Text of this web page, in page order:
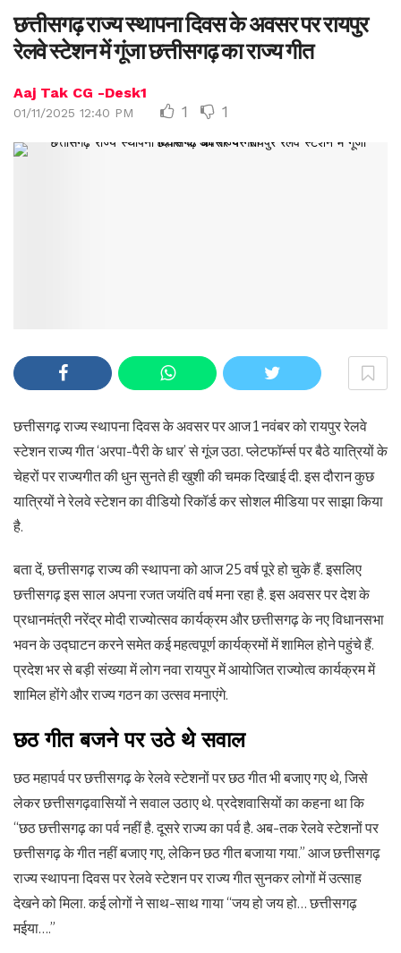
छत्तीसगढ़ राज्य स्थापना दिवस के अवसर पर रायपुर
रेलवे स्टेशन में गूंजा छत्तीसगढ़ का राज्य गीत
Aaj Tak CG -Desk1
01/11/2025 12:40 PM 1 1
छत्तीसगढ़ राज्य स्थापना दिवस के अवसर पर आज 1 नवंबर को रायपुर रेलवे
स्टेशन राज्य गीत ‘अरपा-पैरी के धार’ से गूंज उठा. प्लेटफॉर्म्स पर बैठे यात्रियों के
चेहरों पर राज्यगीत की धुन सुनते ही खुशी की चमक दिखाई दी. इस दौरान कुछ
यात्रियों ने रेलवे स्टेशन का वीडियो रिकॉर्ड कर सोशल मीडिया पर साझा किया
है.
बता दें, छत्तीसगढ़ राज्य की स्थापना को आज 25 वर्ष पूरे हो चुके हैं. इसलिए
छत्तीसगढ़ इस साल अपना रजत जयंति वर्ष मना रहा है. इस अवसर पर देश के
प्रधानमंत्री नरेंद्र मोदी राज्योत्सव कार्यक्रम और छत्तीसगढ़ के नए विधानसभा
भवन के उद्घाटन करने समेत कई महत्वपूर्ण कार्यक्रमों में शामिल होने पहुंचे हैं.
प्रदेश भर से बड़ी संख्या में लोग नवा रायपुर में आयोजित राज्योत्व कार्यक्रम में
शामिल होंगे और राज्य गठन का उत्सव मनाएंगे.
छठ गीत बजने पर उठे थे सवाल
छठ महापर्व पर छत्तीसगढ़ के रेलवे स्टेशनों पर छठ गीत भी बजाए गए थे, जिसे
लेकर छत्तीसगढ़वासियों ने सवाल उठाए थे. प्रदेशवासियों का कहना था कि
“छठ छत्तीसगढ़ का पर्व नहीं है. दूसरे राज्य का पर्व है. अब-तक रेलवे स्टेशनों पर
छत्तीसगढ़ के गीत नहीं बजाए गए, लेकिन छठ गीत बजाया गया.” आज छत्तीसगढ़
राज्य स्थापना दिवस पर रेलवे स्टेशन पर राज्य गीत सुनकर लोगों में उत्साह
देखने को मिला. कई लोगों ने साथ-साथ गाया “जय हो जय हो… छत्तीसगढ़
मईया….”